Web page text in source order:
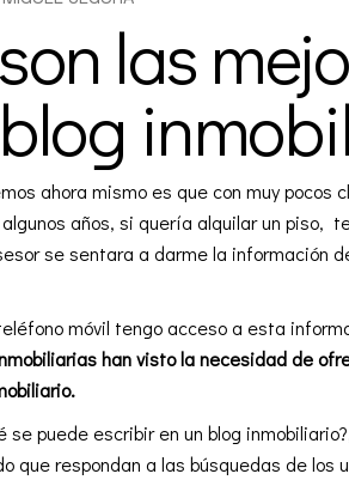
las
ahora mismo es que con muy
años, si quería alquilar un piso,
se sentara a darme la información
móvil tengo acceso a esta
han visto la necesidad de
se puede escribir en un blog
que respondan a las búsquedas de los